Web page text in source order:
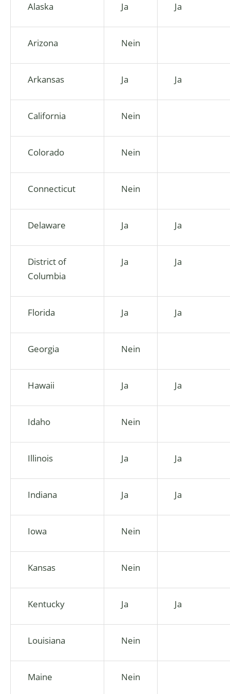
Alaska Ja Ja
Arizona Nein
Arkansas Ja Ja
California Nein
Colorado Nein
Connecticut Nein
Delaware Ja Ja
District of
Columbia
Ja Ja
Florida Ja Ja
Georgia Nein
Hawaii Ja Ja
Idaho Nein
Illinois Ja Ja
Indiana Ja Ja
Iowa Nein
Kansas Nein
Kentucky Ja Ja
Louisiana Nein
Maine Nein